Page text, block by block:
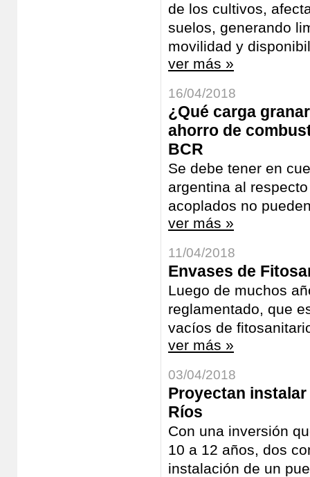
de los cultivos,
suelos, generando
movilidad y
ver más »
16/04/2018
¿Qué carga
ahorro de
BCR
Se debe tener en
argentina al
acoplados no
ver más »
11/04/2018
Envases de
Luego de muchos
reglamentado, que
vacíos de
ver más »
03/04/2018
Proyectan
Ríos
Con una inversión
10 a 12 años, dos
instalación de un